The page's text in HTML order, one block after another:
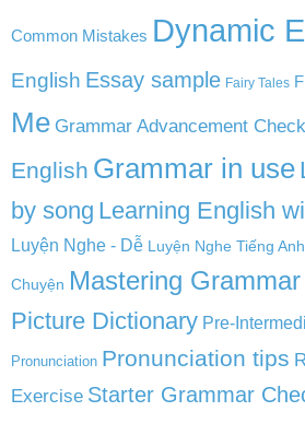
Common Mistakes Dynamic
English Essay sample Fairy Tales
Me Grammar Advancement Check
English Grammar in use
by song Learning English
Luyện Nghe - Dễ Luyện Nghe Tiếng
Chuyện Mastering
Picture Dictionary Pre-
Pronunciation Pronunciation tips
Exercise Starter Grammar